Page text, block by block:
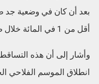
بعد أن كان في وضعية جد
أقل من 1 في المائة خلال صيف هذه السنة.
وأشار إلى أن هذه